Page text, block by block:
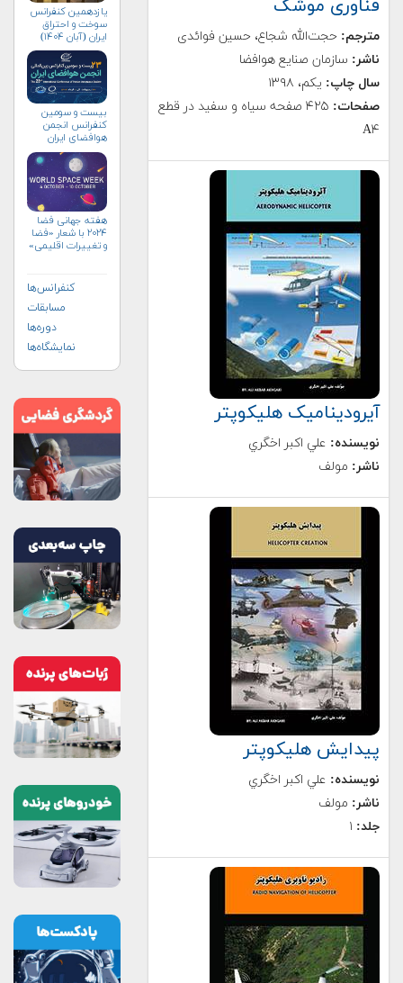
فناوری موشک
مترجم: حجت‌الله شجاع، حسين فوائدی
ناشر: سازمان صنایع هوافضا
سال چاپ: یکم، ۱۳۹۸
صفحات:
۴۲۵ صفحه سیاه و سفید در قطع
A۴
آیرودینامیک هلیکوپتر
نویسنده: علي اكبر اخگري
ناشر: مولف
پیدایش هلیکوپتر
نویسنده: علي اكبر اخگري
ناشر: مولف
جلد: ۱
یازدهمین کنفرانس
سوخت و احتراق
ایران (آبان‌ ۱۴۰۴)
بیست و سومین
کنفرانس انجمن
هوافضای ايران
هفته جهانی فضا
۲۰۲۴ با شعار «فضا
و تغییرات اقلیمی»
کنفرانس‌ها
مسابقات
دوره‌ها
نمایشگاه‌ها